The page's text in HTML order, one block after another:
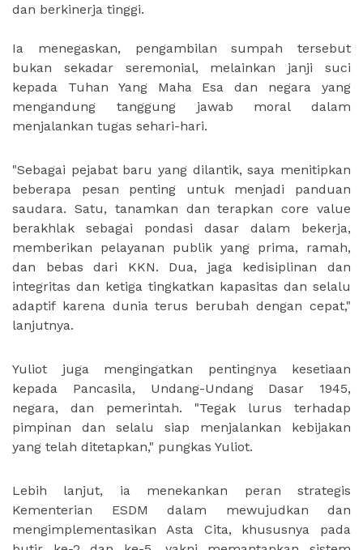
dan berkinerja tinggi.
Ia menegaskan, pengambilan sumpah tersebut
bukan sekadar seremonial, melainkan janji suci
kepada Tuhan Yang Maha Esa dan negara yang
mengandung tanggung jawab moral dalam
menjalankan tugas sehari-hari.
"Sebagai pejabat baru yang dilantik, saya menitipkan
beberapa pesan penting untuk menjadi panduan
saudara. Satu, tanamkan dan terapkan core value
berakhlak sebagai pondasi dasar dalam bekerja,
memberikan pelayanan publik yang prima, ramah,
dan bebas dari KKN. Dua, jaga kedisiplinan dan
integritas dan ketiga tingkatkan kapasitas dan selalu
adaptif karena dunia terus berubah dengan cepat,"
lanjutnya.
Yuliot juga mengingatkan pentingnya kesetiaan
kepada Pancasila, Undang-Undang Dasar 1945,
negara, dan pemerintah. "Tegak lurus terhadap
pimpinan dan selalu siap menjalankan kebijakan
yang telah ditetapkan," pungkas Yuliot.
Lebih lanjut, ia menekankan peran strategis
Kementerian ESDM dalam mewujudkan dan
mengimplementasikan Asta Cita, khususnya pada